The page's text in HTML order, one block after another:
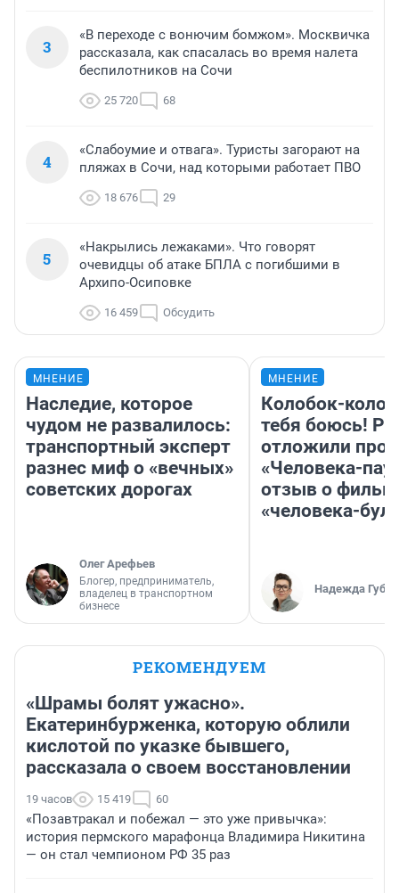
3
«В переходе с вонючим бомжом». Москвичка
рассказала, как спасалась во время налета
беспилотников на Сочи
25 720 68
4
«Слабоумие и отвага». Туристы загорают на
пляжах в Сочи, над которыми работает ПВО
18 676 29
5
«Накрылись лежаками». Что говорят
очевидцы об атаке БПЛА с погибшими в
Архипо-Осиповке
16 459 Обсудить
МНЕНИЕ
Наследие, которое
чудом не развалилось:
транспортный эксперт
разнес миф о «вечных»
советских дорогах
Олег Арефьев
Блогер, предприниматель,
владелец в транспортном
бизнесе
МНЕНИЕ
Колобок-
тебя боюсь!
отложили
«Человека-
отзыв о
«человека-
Надежда
РЕКОМЕНДУЕМ
«Шрамы болят ужасно».
Екатеринбурженка, которую облили
кислотой по указке бывшего,
рассказала о своем восстановлении
19 часов 15 419 60
«Позавтракал и побежал — это уже привычка»:
история пермского марафонца Владимира Никитина
— он стал чемпионом РФ 35 раз